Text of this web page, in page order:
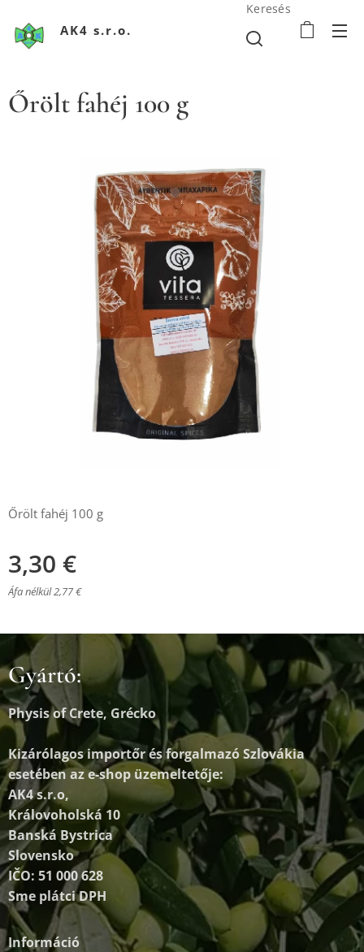
AK4 s.r.o.
Keresés
Őrölt fahéj 100 g
Őrölt fahéj 100 g
3,30 €
Áfa nélkül 2,77 €
Gyártó:
Physis of Crete, Grécko
Kizárólagos importőr és forgalmazóSzlovákia
esetében az e-shop üzemeltetője:
AK4 s.r.o,
Královoholská 10
Banská Bystrica
Slovensko
IČO: 51 000 628
Sme plátci DPH
Információ